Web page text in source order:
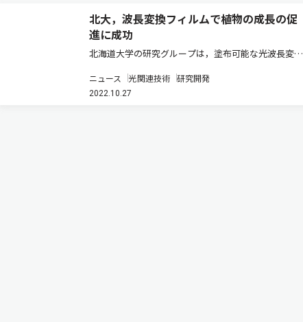
北大，波長変換フィルムで植物の成長の促
進に成功
北海道大学の研究グループは，塗布可能な光波長変換
果を実証することに世界で初めて成功した（ニュース
リリース）。 植物の成長の鍵となる光合成は，葉緑素
ニュース 光関連技術 研究開発
2022.10.27